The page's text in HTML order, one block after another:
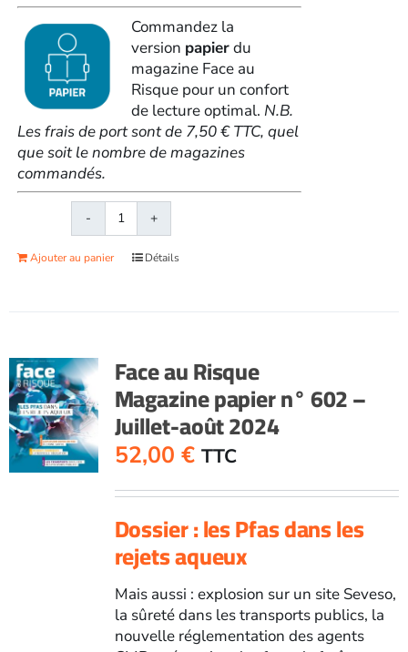
Commandez la
version papierdu
magazine Face au
Risque pour un confort
de lecture optimal. N.B.
Les frais de port sont de 7,50 € TTC, quel
que soit le nombre de magazines
commandés.
quantité
de
Face
598
-
Décembre
2023
Ajouter au panier Détails
Face au Risque
Magazine papier n° 602 –
Juillet-août 2024
52,00 € TTC
Dossier : les Pfas dans les
rejets aqueux
Mais aussi : explosion sur un site Seveso,
la sûreté dans les transports publics, la
nouvelle réglementation des agents